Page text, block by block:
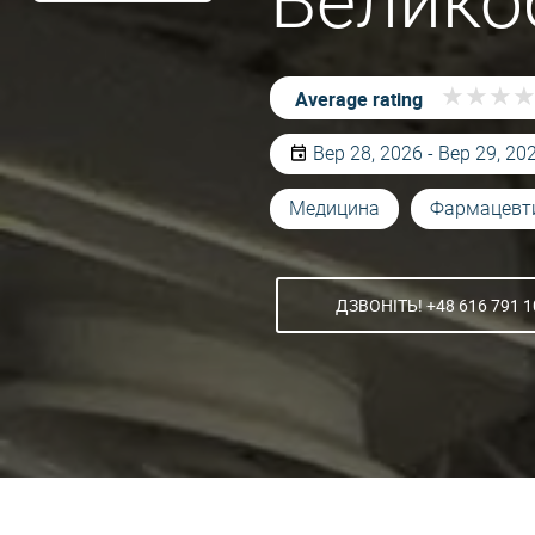
Average rating ★ ★ ★ ★
★ ★ ★ ★
Вер 28, 2026 - Вер 29,
Медицина
ДЗВОНІТЬ! +48 616 791